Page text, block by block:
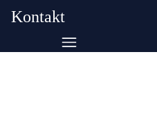
Kontakt